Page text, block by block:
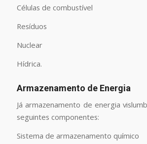
Células de combustível
Resíduos
Nuclear
Hídrica.
Armazenamento de Energia
Já armazenamento de energia
seguintes componentes:
Sistema de armazenamento químico